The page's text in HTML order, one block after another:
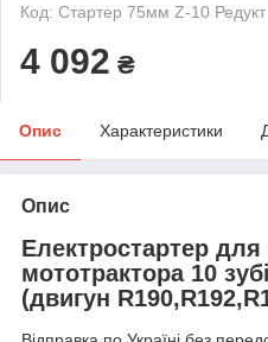
Код: Стартер 75мм Z-10 Редукт
4 092 ₴
Опис Характеристики
Опис
Електростартер
мототрактора 10
(двигун